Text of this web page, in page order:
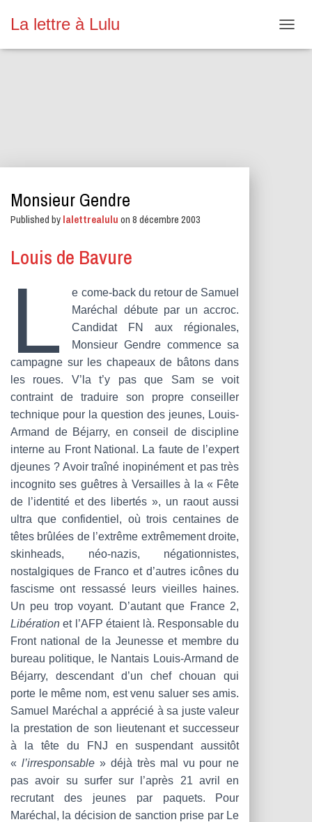
La lettre à Lulu
U
Monsieur Gendre
Published bylalettrealuluon8 décembre 2003
Louis de Bavure
L
e come-back du retour de Samuel
Maréchal débute par un accroc.
Candidat FN aux régionales,
Monsieur Gendre commence sa
campagne sur les chapeaux de bâtons dans
les roues. V’la t’y pas que Sam se voit
contraint de traduire son propre conseiller
technique pour la question des jeunes, Louis-
Armand de Béjarry, en conseil de discipline
interne au Front National. La faute de l’expert
djeunes ? Avoir traîné inopinément et pas très
incognito ses guêtres à Versailles à la « Fête
de l’identité et des libertés », un raout aussi
ultra que confidentiel, où trois centaines de
têtes brûlées de l’extrême extrêmement droite,
skinheads, néo-nazis, négationnistes,
nostalgiques de Franco et d’autres icônes du
fascisme ont ressassé leurs vieilles haines.
Un peu trop voyant. D’autant que France 2,
Libération et l’AFP étaient là. Responsable du
Front national de la Jeunesse et membre du
bureau politique, le Nantais Louis-Armand de
Béjarry, descendant d’un chef chouan qui
porte le même nom, est venu saluer ses amis.
Samuel Maréchal a apprécié à sa juste valeur
la prestation de son lieutenant et successeur
à la tête du FNJ en suspendant aussitôt
« l’irresponsable» déjà très mal vu pour ne
pas avoir su surfer sur l’après 21 avril en
recrutant des jeunes par paquets. Pour
Maréchal, la décision de sanction prise par Le